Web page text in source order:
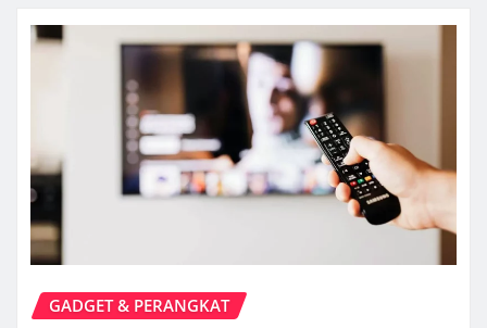
GADGET & PERANGKAT